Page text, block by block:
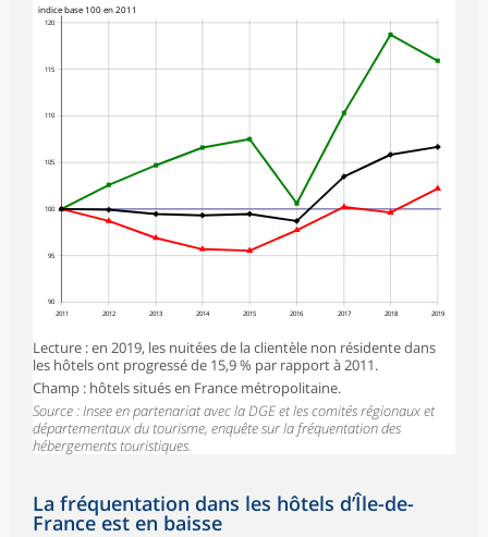
100
105
110
115
120
95
90
indice base 100 en 2011
2011 2012 2013 2014 2015 2016 2017 2018 2019
Lecture : en 2019, les nuitées de la clientèle non résidente dans
les hôtels ont progressé de 15,9 % par rapport à 2011.
Champ : hôtels situés en France métropolitaine.
Source : Insee en partenariat avec la DGE et les comités régionaux et
départementaux du tourisme, enquête sur la fréquentation des
hébergements touristiques.
La fréquentation dans les hôtels d’Île-de-
France est en baisse